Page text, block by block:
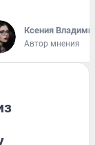
Ксения
Автор мнения